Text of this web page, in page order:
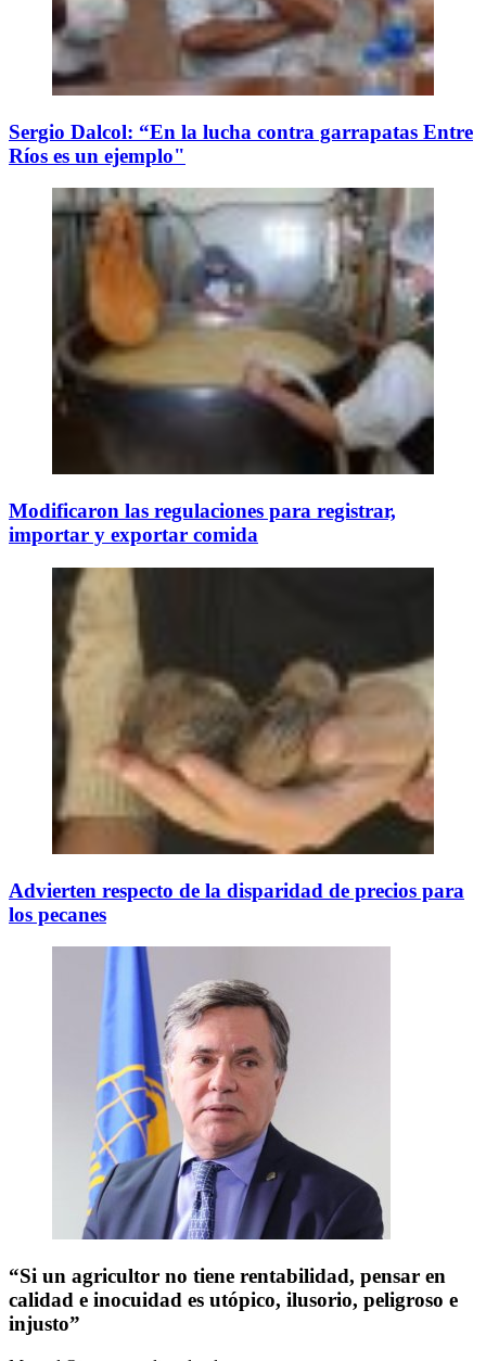
Sergio Dalcol: “En la lucha contra garrapatas Entre
Ríos es un ejemplo"
Modificaron las regulaciones para registrar,
importar y exportar comida
Advierten respecto de la disparidad de precios para
los pecanes
“Si un agricultor no tiene rentabilidad, pensar en
calidad e inocuidad es utópico, ilusorio, peligroso e
injusto”